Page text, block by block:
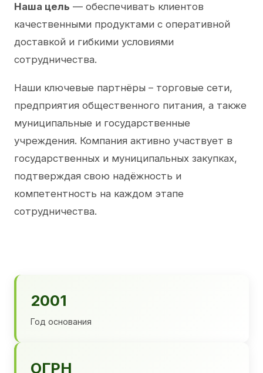
Наша цель — обеспечивать клиентов
качественными продуктами с оперативной
доставкой и гибкими условиями
сотрудничества.
Наши ключевые партнёры – торговые сети,
предприятия общественного питания, а также
муниципальные и государственные
учреждения. Компания активно участвует в
государственных и муниципальных закупках,
подтверждая свою надёжность и
компетентность на каждом этапе
сотрудничества.
2001
Год основания
ОГРН